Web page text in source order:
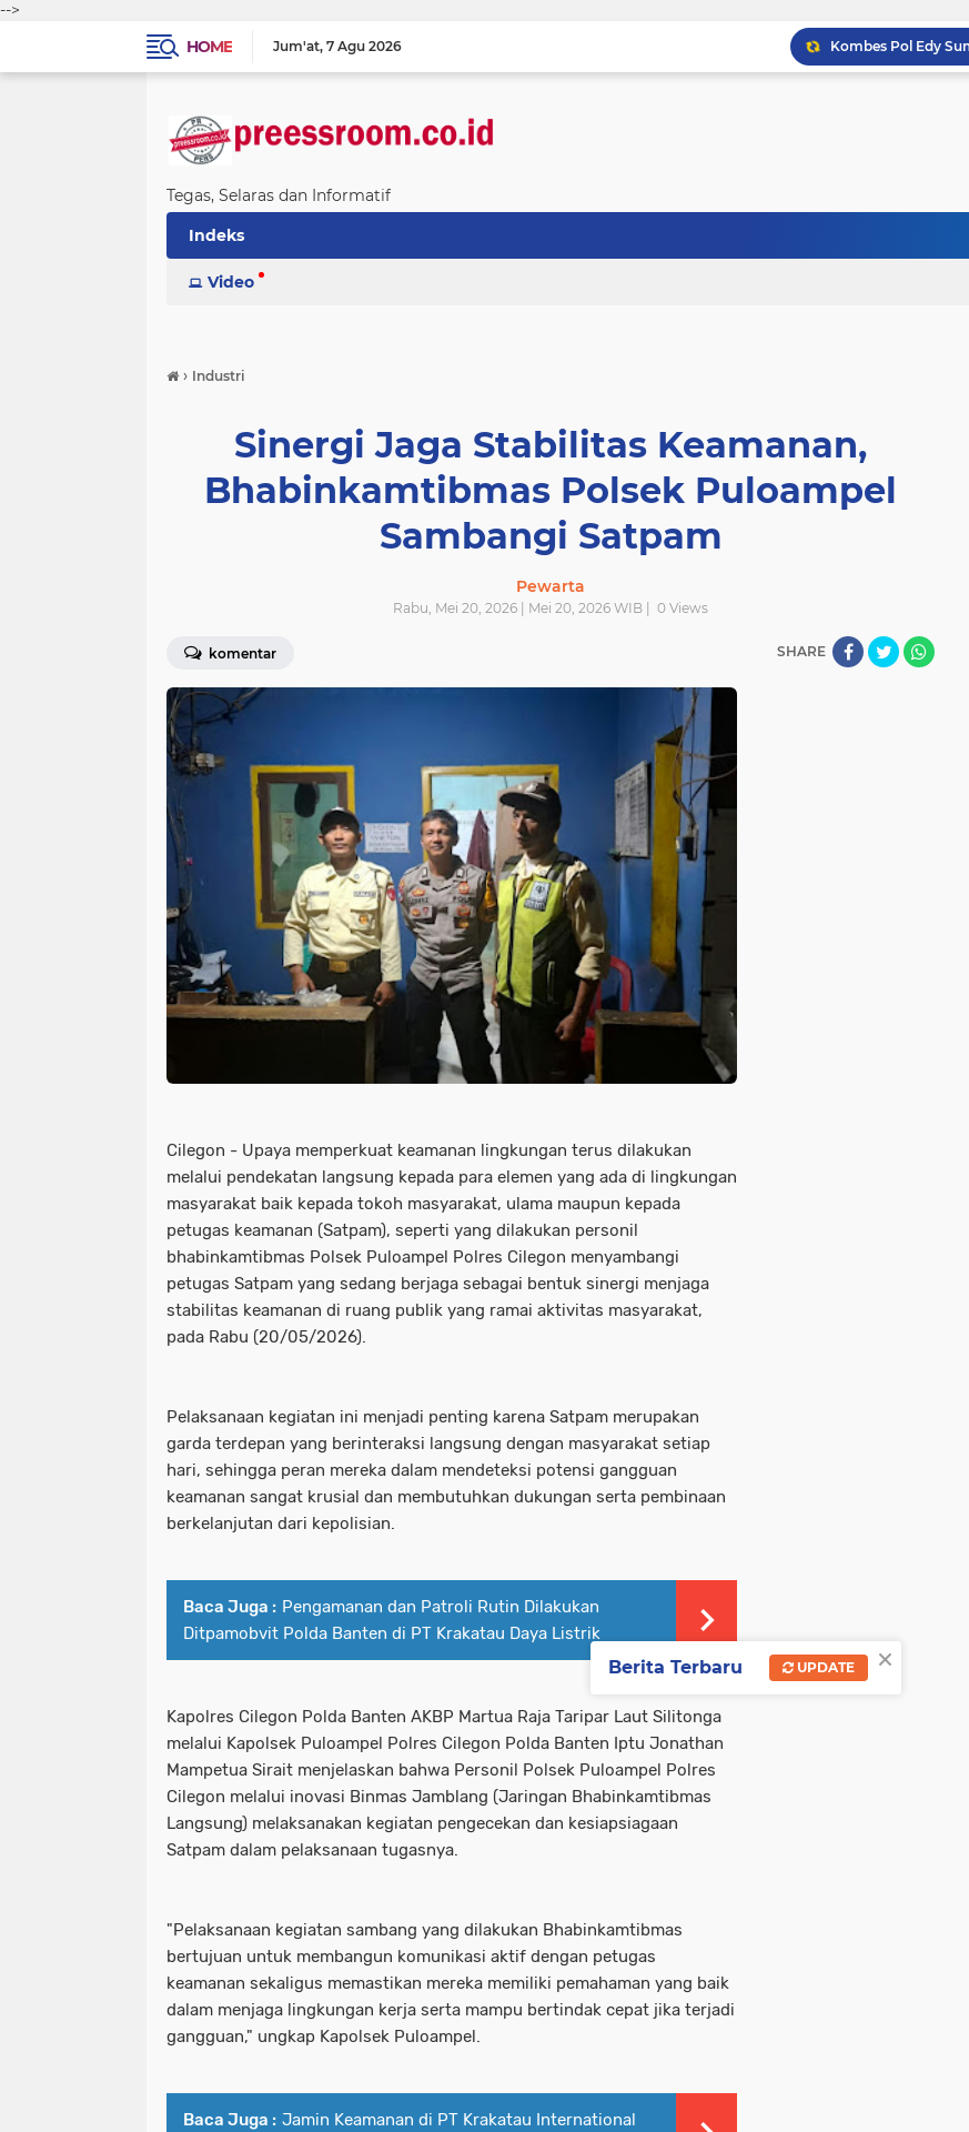
-->
HOME
Jum'at 7 Agu 2026
Tegas, Selaras dan Informatif
Indeks
Video
› Industri
Sinergi Jaga Stabilitas Keamanan,
Bhabinkamtibmas Polsek Puloampel
Sambangi Satpam
Pewarta
Rabu, Mei 20, 2026 | Mei 20, 2026 WIB | 0 Views
komentar SHARE
Cilegon - Upaya memperkuat keamanan lingkungan terus dilakukan
melalui pendekatan langsung kepada para elemen yang ada di lingkungan
masyarakat baik kepada tokoh masyarakat, ulama maupun kepada
petugas keamanan (Satpam), seperti yang dilakukan personil
bhabinkamtibmas Polsek Puloampel Polres Cilegon menyambangi
petugas Satpam yang sedang berjaga sebagai bentuk sinergi menjaga
stabilitas keamanan di ruang publik yang ramai aktivitas masyarakat,
pada Rabu (20/05/2026).
Pelaksanaan kegiatan ini menjadi penting karena Satpam merupakan
garda terdepan yang berinteraksi langsung dengan masyarakat setiap
hari, sehingga peran mereka dalam mendeteksi potensi gangguan
keamanan sangat krusial dan membutuhkan dukungan serta pembinaan
berkelanjutan dari kepolisian.
Baca Juga : Pengamanan dan Patroli Rutin Dilakukan
Ditpamobvit Polda Banten di PT Krakatau Daya Listrik
Kapolres Cilegon Polda Banten AKBP Martua Raja Taripar Laut Silitonga
melalui Kapolsek Puloampel Polres Cilegon Polda Banten Iptu Jonathan
Mampetua Sirait menjelaskan bahwa Personil Polsek Puloampel Polres
Cilegon melalui inovasi Binmas Jamblang (Jaringan Bhabinkamtibmas
Langsung) melaksanakan kegiatan pengecekan dan kesiapsiagaan
Satpam dalam pelaksanaan tugasnya.
"Pelaksanaan kegiatan sambang yang dilakukan Bhabinkamtibmas
bertujuan untuk membangun komunikasi aktif dengan petugas
keamanan sekaligus memastikan mereka memiliki pemahaman yang baik
dalam menjaga lingkungan kerja serta mampu bertindak cepat jika terjadi
gangguan," ungkap Kapolsek Puloampel.
Baca Juga : Jamin Keamanan di PT Krakatau International
×
Berita Terbaru UPDATE